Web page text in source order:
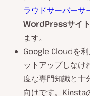
ラウドサーバーサ
WordPressサイ
ます。
Google Cloudを
ットアップしなけ
度な専門知識と十
向けです。Kinsta